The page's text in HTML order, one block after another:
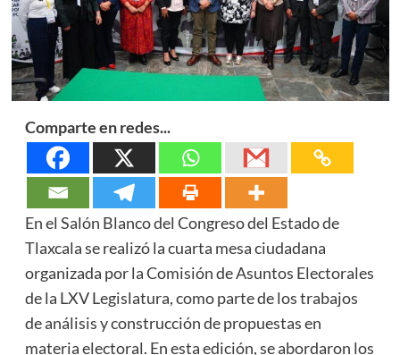
Comparte en redes...
En el Salón Blanco del Congreso del Estado de
Tlaxcala se realizó la cuarta mesa ciudadana
organizada por la Comisión de Asuntos Electorales
de la LXV Legislatura, como parte de los trabajos
de análisis y construcción de propuestas en
materia electoral. En esta edición, se abordaron los